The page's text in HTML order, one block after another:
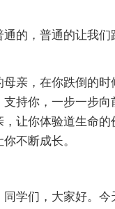
通的，普通的让我
母亲，在你跌倒的时
持你，一步一步
，让你体验道生命的
不断成长。
同学们，大家好。今